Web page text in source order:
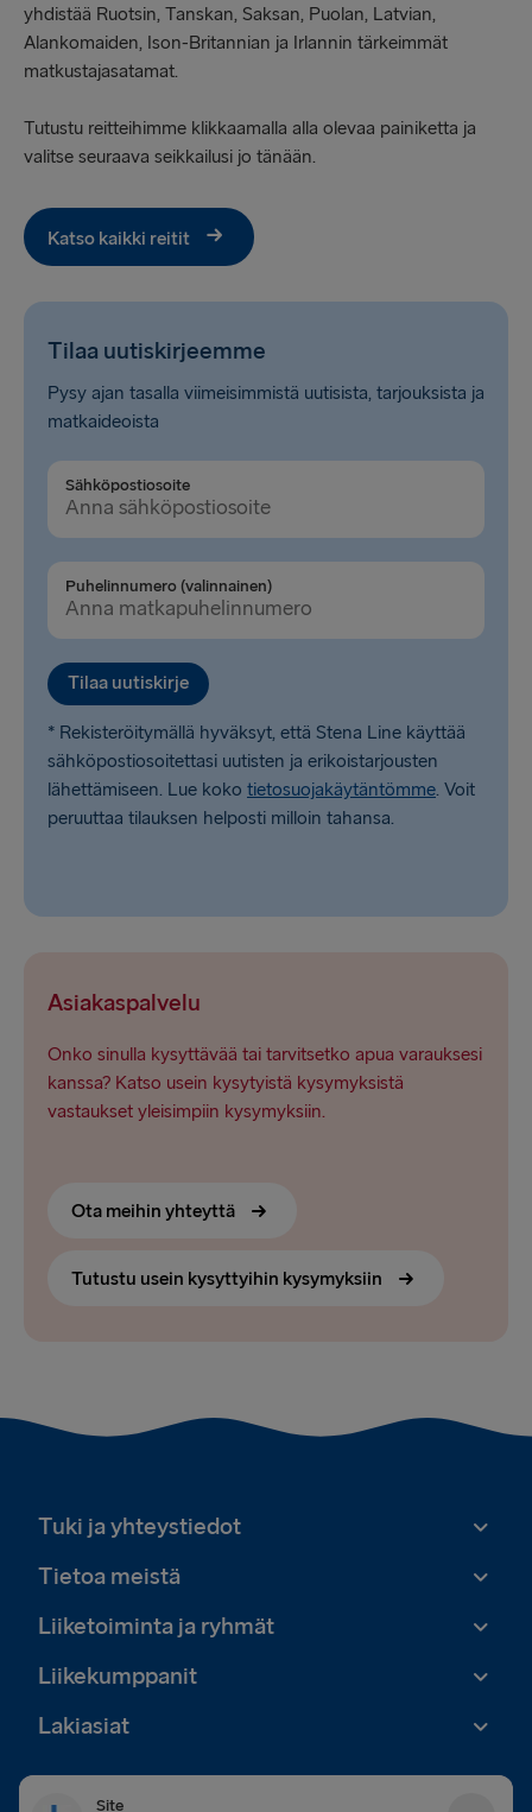
yhdistää Ruotsin, Tanskan, Saksan, Puolan, Latvian,
Alankomaiden, Ison-Britannian ja Irlannin tärkeimmät
matkustajasatamat.
Tutustu reitteihimme klikkaamalla alla olevaa painiketta ja
valitse seuraava seikkailusi jo tänään.
Katso kaikki reitit
Tilaa uutiskirjeemme
Pysy ajan tasalla viimeisimmistä uutisista, tarjouksista ja
matkaideoista
Sähköpostiosoite
Puhelinnumero (valinnainen)
Tilaa uutiskirje
* Rekisteröitymällä hyväksyt, että Stena Line käyttää
sähköpostiosoitettasi uutisten ja erikoistarjousten
lähettämiseen. Lue koko tietosuojakäytäntömme. Voit
peruuttaa tilauksen helposti milloin tahansa.
Asiakaspalvelu
Onko sinulla kysyttävää tai tarvitsetko apua varauksesi
kanssa? Katso usein kysytyistä kysymyksistä
vastaukset yleisimpiin kysymyksiin.
Ota meihin yhteyttä
Tutustu usein kysyttyihin kysymyksiin
Tuki ja yhteystiedot
Tietoa meistä
Liiketoiminta ja ryhmät
Liikekumppanit
Lakiasiat
Site